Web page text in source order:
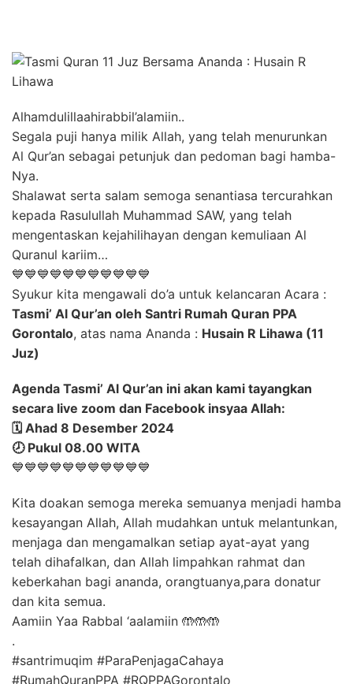
Alhamdulillaahirabbil’alamiin..
Segala puji hanya milik Allah, yang telah menurunkan
Al Qur’an sebagai petunjuk dan pedoman bagi hamba-
Nya.
Shalawat serta salam semoga senantiasa tercurahkan
kepada Rasulullah Muhammad SAW, yang telah
mengentaskan kejahilihayan dengan kemuliaan Al
Quranul kariim…
💙💙💙💙💙💙💙💙💙💙💙
Syukur kita mengawali do’a untuk kelancaran Acara :
Tasmi’ Al Qur’an oleh Santri Rumah Quran PPA
Gorontalo, atas nama Ananda : Husain R Lihawa (11
Juz)
Agenda Tasmi’ Al Qur’an ini akan kami tayangkan
secara live zoom dan Facebook insyaa Allah:
🗓️ Ahad 8 Desember 2024
🕗 Pukul 08.00 WITA
💙💙💙💙💙💙💙💙💙💙💙
Kita doakan semoga mereka semuanya menjadi hamba
kesayangan Allah, Allah mudahkan untuk melantunkan,
menjaga dan mengamalkan setiap ayat-ayat yang
telah dihafalkan, dan Allah limpahkan rahmat dan
keberkahan bagi ananda, orangtuanya,para donatur
dan kita semua.
Aamiin Yaa Rabbal ‘aalamiin 🤲🤲🤲
.
#santrimuqim #ParaPenjagaCahaya
#RumahQuranPPA #RQPPAGorontalo